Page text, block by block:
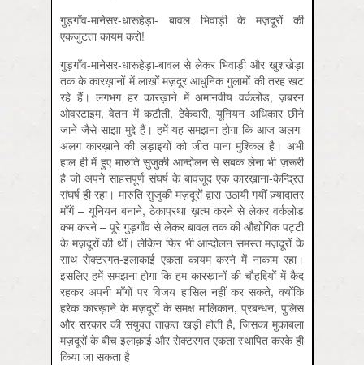
गुड़गाँव-मानेसर-धारूहेड़ा- बावल भिवाड़ी के मज़दूरों की
एकजुटता क़ायम करो!
गुड़गाँव-मानेसर-धारूहेड़ा-बावल से लेकर भिवाड़ी और खुशखेड़ा
तक के कारख़ानों में लाखों मज़दूर आधुनिक गुलामों की तरह खट
रहे हैं। लगभग हर कारख़ाने में अमानवीय वर्कलोड, ज़बरन
ओवरटाइम, वेतन में कटौती, ठेकेदारी, यूनियन अधिकार छीने
जाने जैसे साझा मुद्दे हैं। हमें यह समझना होगा कि आज अलग-
अलग कारख़ाने की लड़ाइयों को जीत पाना मुश्किल है। अभी
हाल ही में हुए मारुति सुजुकी आन्दोलन से सबक लेना भी ज़रूरी
है जो अपने साहसपूर्ण संघर्ष के बावजूद एक कारख़ाना-केन्द्रित
संघर्ष ही रहा। मारुति सुजुकी मज़दूरों द्वारा उठायी गयीं ज़्यादातर
माँगें – यूनियन बनाने, ठेकाप्रथा ख़त्म करने से लेकर वर्कलोड
कम करने – पूरे गुड़गाँव से लेकर बावल तक की औद्योगिक पट्टी
के मज़दूरों की थीं। लेकिन फिर भी आन्दोलन समस्त मज़दूरों के
साथ सेक्टरगत-इलाक़ाई एकता कायम करने में नाकाम रहा।
इसलिए हमें समझना होगा कि हम कारख़ानों की चौहद्दियों में कैद
रहकर अपनी माँगों पर विजय हासिल नहीं कर सकते, क्योंकि
हरेक कारख़ाने के मज़दूरों के समक्ष मालिकान, प्रबन्धन, पुलिस
और सरकार की संयुक्त ताक़त खड़ी होती है, जिसका मुकाबला
मज़दूरों के बीच इलाक़ाई और सेक्टरगत एकता स्थापित करके ही
किया जा सकता है